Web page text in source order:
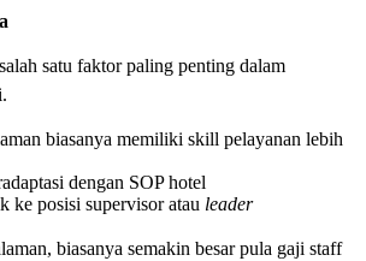
satu faktor paling penting dalam
biasanya memiliki skill pelayanan lebih
dengan SOP hotel
ke posisi supervisor atau leader
biasanya semakin besar pula gaji staff